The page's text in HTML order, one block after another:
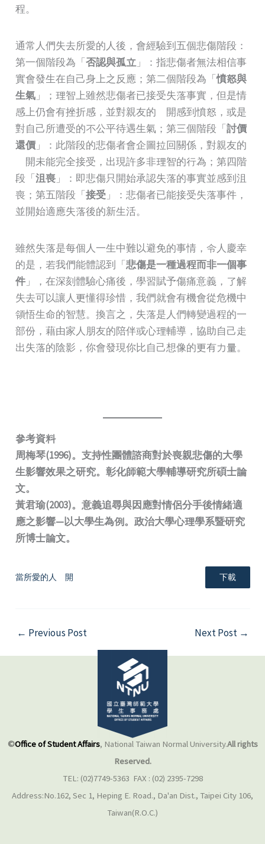
程。
通常人們失去所愛的人後，會經驗到五個悲傷階段：
第一個階段為「否認與孤立」：指悲傷者無法相信事
實會發生在自己身上之反應；第二個階段為「憤怒與
生氣」；理智上雖然悲傷者已接受失落事實，但是情
感上仍會有挫折感，並對親友的離開感到憤怒，或是
對自己所遭受的不公平待遇生氣；第三個階段「討價
還價」：此階段的悲傷者會企圖拉回關係，對親友的
離開未能完全接受，出現許多非理智的行為；第四階
段「沮喪」：即悲傷只開始承認失落的事實並感到沮
喪；第五階段「接受 」：悲傷者已能接受失落事件，
並開始適應失落後的新生活。
雖然失落是每個人一生中難以避免的事情，令人慶幸
的是，若我們能體認到「悲傷是一種過程而非一個事
件」，在深刻體驗心痛後，學習賦予傷痛意義，了解
失去可以讓人更懂得珍惜，我們就會有機會從危機中
領悟生命的智慧。換言之，失落是人們轉變過程的一
部份，藉由家人朋友的陪伴或心理輔導，協助自己走
出失落的陰影，你會發現你比自己想像的更有力量。
參考資料
周梅琴(1996)。支持性團體諮商對於喪親悲傷的大學
生影響效果之研究。彰化師範大學輔導研究所碩士論
文。
黃君瑜(2003)。意義追尋與因應對情侶分手後情緒適
應之影響—以大學生為例。政治大學心理學系暨研究
所博士論文。
當所愛的人離開 下載
← Previous Post Next Post →
©Office of Student Affairs, National Taiwan Normal University.All rights
Reserved.
TEL: (02)7749-5363 FAX : (02) 2395-7298
Address:No.162, Sec 1, Heping E. Road., Da'an Dist., Taipei City 106,
Taiwan(R.O.C.)